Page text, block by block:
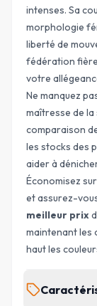
intenses. Sa
morphologie
liberté de
fédération
votre
Ne manquez
maîtresse de
comparaison
les stocks des
aider à
Économisez
et assurez-
meilleur prix
maintenant
haut les